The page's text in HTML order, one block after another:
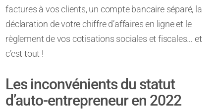
factures à vos clients, un compte bancaire séparé, la
déclaration de votre chiffre d’affaires en ligne et le
règlement de vos cotisations sociales et fiscales… et
c’est tout !
Les inconvénients du statut
d’auto-entrepreneur en 2022